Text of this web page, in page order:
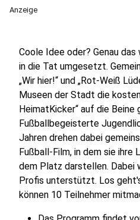
Anzeige
Coole Idee oder? Genau
in die Tat umgesetzt.
„Wir hier!“ und „Rot-Weiß
Museen der Stadt die
HeimatKicker“ auf die Beine
Fußballbegeisterte
Jahren drehen dabei
Fußball-Film, in dem sie ihre
dem Platz darstellen. Dabei
Profis unterstützt. Los
können 10 Teilnehmer